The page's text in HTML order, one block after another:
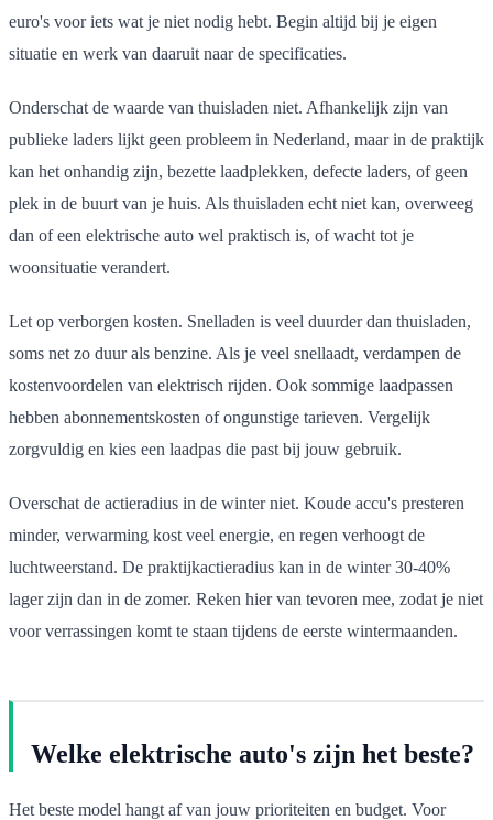
euro's voor iets wat je niet nodig hebt. Begin altijd bij je eigen
situatie en werk van daaruit naar de specificaties.
Onderschat de waarde van thuisladen niet. Afhankelijk zijn van
publieke laders lijkt geen probleem in Nederland, maar in de praktijk
kan het onhandig zijn, bezette laadplekken, defecte laders, of geen
plek in de buurt van je huis. Als thuisladen echt niet kan, overweeg
dan of een elektrische auto wel praktisch is, of wacht tot je
woonsituatie verandert.
Let op verborgen kosten. Snelladen is veel duurder dan thuisladen,
soms net zo duur als benzine. Als je veel snellaadt, verdampen de
kostenvoordelen van elektrisch rijden. Ook sommige laadpassen
hebben abonnementskosten of ongunstige tarieven. Vergelijk
zorgvuldig en kies een laadpas die past bij jouw gebruik.
Overschat de actieradius in de winter niet. Koude accu's presteren
minder, verwarming kost veel energie, en regen verhoogt de
luchtweerstand. De praktijkactieradius kan in de winter 30-40%
lager zijn dan in de zomer. Reken hier van tevoren mee, zodat je niet
voor verrassingen komt te staan tijdens de eerste wintermaanden.
Welke elektrische auto's zijn het beste?
Het beste model hangt af van jouw prioriteiten en budget. Voor